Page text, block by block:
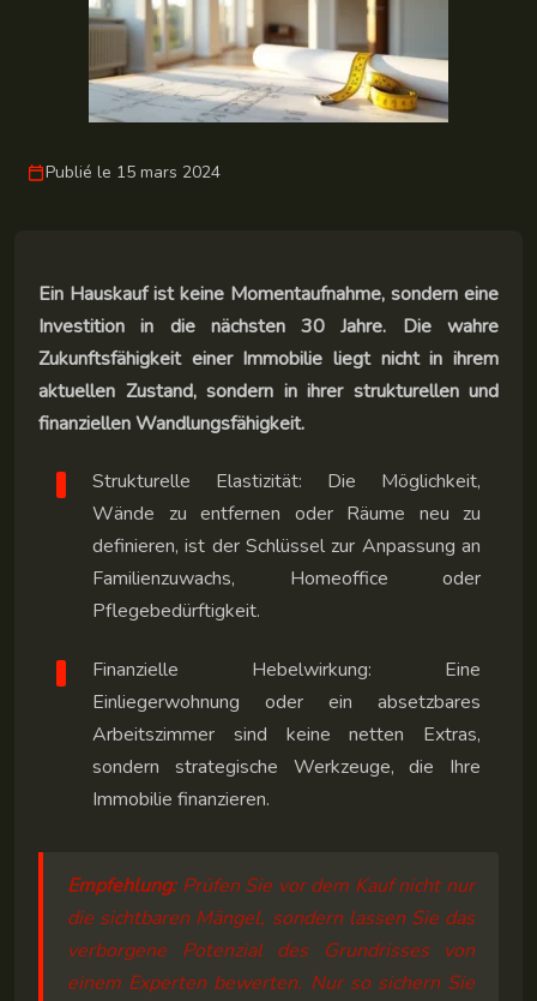
Publié le 15 mars 2024
Ein Hauskauf ist keine Momentaufnahme, sondern eine
Investition in die nächsten 30 Jahre. Die wahre
Zukunftsfähigkeit einer Immobilie liegt nicht in ihrem
aktuellen Zustand, sondern in ihrer strukturellen und
finanziellen Wandlungsfähigkeit.
Strukturelle Elastizität: Die Möglichkeit,
Wände zu entfernen oder Räume neu zu
definieren, ist der Schlüssel zur Anpassung an
Familienzuwachs, Homeoffice oder
Pflegebedürftigkeit.
Finanzielle Hebelwirkung: Eine
Einliegerwohnung oder ein absetzbares
Arbeitszimmer sind keine netten Extras,
sondern strategische Werkzeuge, die Ihre
Immobilie finanzieren.
Empfehlung:Prüfen Sie vor dem Kauf nicht nur
die sichtbaren Mängel, sondern lassen Sie das
verborgene Potenzial des Grundrisses von
einem Experten bewerten. Nur so sichern Sie